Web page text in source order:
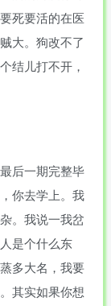
死要活的在医
大。狗改不了
结儿打不开，
后一期完整毕
你去学上。我
。我说一我岔
是个什么东
多大名，我要
其实如果你想